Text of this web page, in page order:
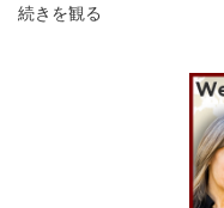
続きを観る